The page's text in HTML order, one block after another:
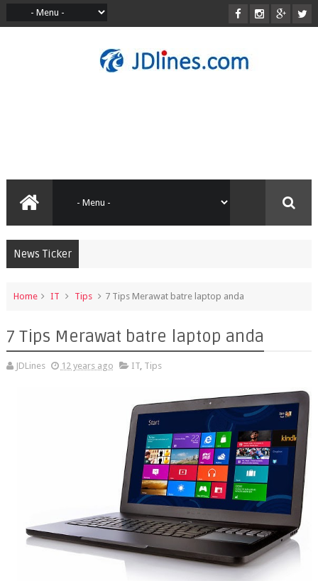
News Ticker
Home IT Tips 7 Tips Merawat batre laptop anda
7 Tips Merawat batre laptop anda
JDLines 12 years ago IT, Tips